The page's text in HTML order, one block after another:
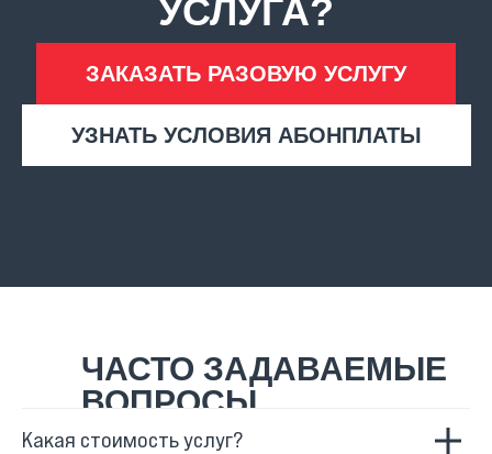
УСЛУГА?
ЗАКАЗАТЬ РАЗОВУЮ УСЛУГУ
УЗНАТЬ УСЛОВИЯ АБОНПЛАТЫ
ЧАСТО ЗАДАВАЕМЫЕ
ВОПРОСЫ
Какая стоимость услуг?